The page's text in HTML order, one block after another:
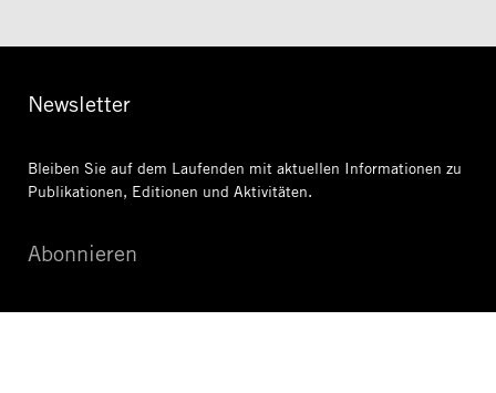
Newsletter
Bleiben Sie auf dem Laufenden mit aktuellen Informationen zu
Publikationen, Editionen und Aktivitäten.
Abonnieren